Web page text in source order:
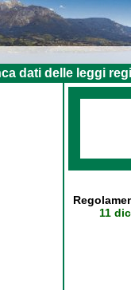
dati delle leggi
11